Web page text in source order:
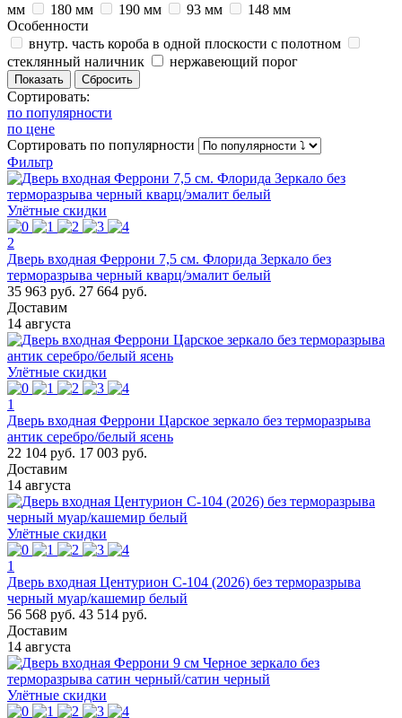
мм
180 мм 190 мм 93 мм
148 мм
Особенности
внутр. часть короба в одной плоскости с полотном
стеклянный наличник
нержавеющий порог
Сортировать:
по популярности
по цене
Сортировать по популярности
Фильтр
Улётные скидки
2
Дверь входная Феррони 7,5 см. Флорида Зеркало без
терморазрыва черный кварц/эмалит белый
35 963 руб. 27 664 руб.
Доставим
14 августа
Улётные скидки
1
Дверь входная Феррони Царское зеркало без терморазрыва
антик серебро/белый ясень
22 104 руб. 17 003 руб.
Доставим
14 августа
Улётные скидки
1
Дверь входная Центурион C-104 (2026) без терморазрыва
черный муар/кашемир белый
56 568 руб. 43 514 руб.
Доставим
14 августа
Улётные скидки